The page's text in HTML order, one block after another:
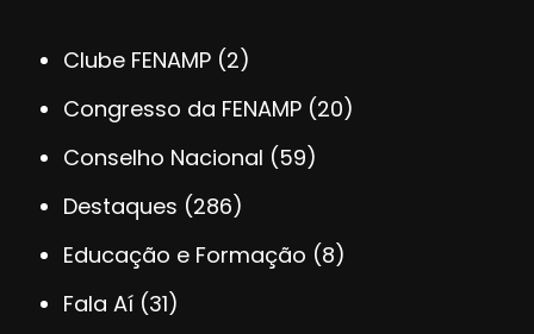
Clube FENAMP (2)
Congresso da FENAMP (20)
Conselho Nacional (59)
Destaques (286)
Educação e Formação (8)
Fala Aí (31)